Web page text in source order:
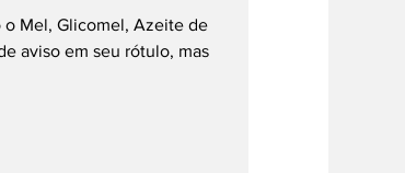
Mel, Glicomel, Azeite de
mas